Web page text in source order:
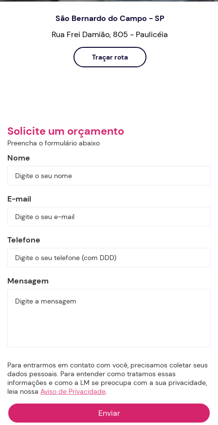
São Bernardo do Campo - SP
Rua Frei Damião, 805 - Paulicéia
Traçar rota
Solicite um orçamento
Preencha o formulário abaixo
Nome
E-mail
Telefone
Mensagem
Para entrarmos em contato com você, precisamos coletar seus
dados pessoais. Para entender como tratamos essas
informações e como a LM se preocupa com a sua privacidade,
leia nossa Aviso de Privacidade.